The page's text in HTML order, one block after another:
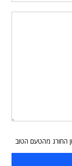
החורג מהטעם הטוב